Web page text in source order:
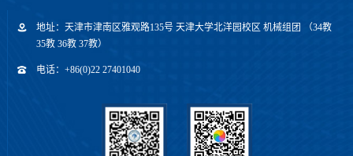
地址：天津市津南区雅观路135号 天津大学北洋园校区 机械组团 （34教
35教 36教 37教）
电话：+86(0)22 27401040